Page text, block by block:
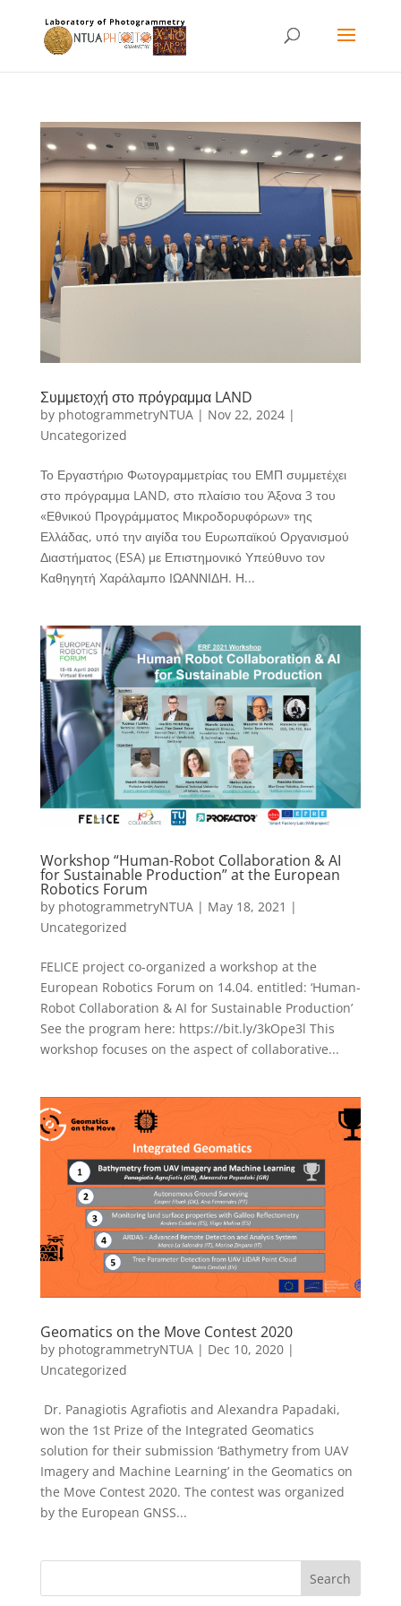
Συμμετοχή στο πρόγραμμα LAND
by photogrammetryNTUA| Nov 22, 2024|
Uncategorized
Το Εργαστήριο Φωτογραμμετρίας του ΕΜΠ συμμετέχει
στο πρόγραμμα LAND, στο πλαίσιο του Άξονα 3 του
«Εθνικού Προγράμματος Μικροδορυφόρων» της
Ελλάδας, υπό την αιγίδα του Ευρωπαϊκού Οργανισμού
Διαστήματος (ESA) με Επιστημονικό Υπεύθυνο τον
Καθηγητή Χαράλαμπο ΙΩΑΝΝΙΔΗ. Η...
Workshop “Human-Robot Collaboration & AI
for Sustainable Production” at the European
Robotics Forum
by photogrammetryNTUA| May 18, 2021 |
Uncategorized
FELICE project co-organized a workshop at the
European Robotics Forum on 14.04. entitled: ‘Human-
Robot Collaboration & AI for Sustainable Production’
See the program here: https://bit.ly/3kOpe3l This
workshop focuses on the aspect of collaborative...
Geomatics on the Move Contest 2020
by photogrammetryNTUA| Dec 10, 2020|
Uncategorized
Dr. Panagiotis Agrafiotis and Alexandra Papadaki,
won the 1st Prize of the Integrated Geomatics
solution for their submission ‘Bathymetry from UAV
Imagery and Machine Learning’ in the Geomatics on
the Move Contest 2020. The contest was organized
by the European GNSS...